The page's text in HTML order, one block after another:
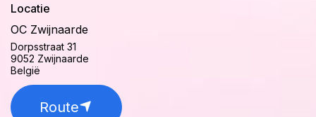
Locatie
OC Zwijnaarde
Dorpsstraat 31
9052 Zwijnaarde
België
Route